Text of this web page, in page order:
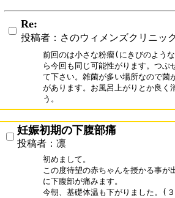
Re:
投稿者：さのウィメンズクリニッ
前回のは小さな粉瘤(にきびのよう
ら今回も同じ可能性がります。つぶ
て下さい。雑菌が多い場所なので菌
があります。お風呂上がりとか良く
妊娠初期の下腹部痛
投稿者：凛
初めまして。
この度待望の赤ちゃんを授かる事が
に下腹部が痛みます。
今朝、基礎体温も下がりました。(